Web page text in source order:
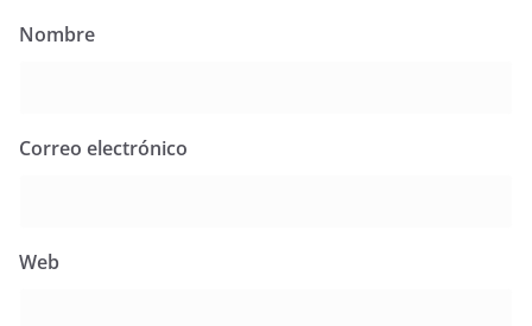
Nombre
Correo electrónico
Web